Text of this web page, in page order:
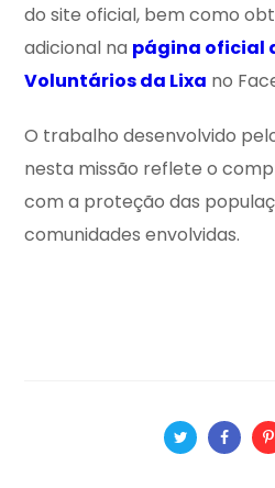
do site oficial, bem como
adicional na página oficial
Voluntários da Lixa no
O trabalho desenvolvido
nesta missão reflete o
com a proteção das
comunidades envolvidas.